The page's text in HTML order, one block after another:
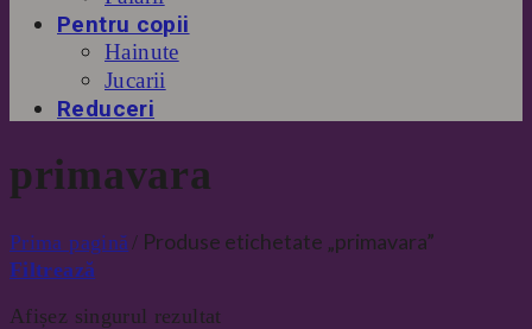
Pentru copii
Hainute
Jucarii
Reduceri
primavara
Prima pagină/ Produse etichetate „primavara”
Filtrează
Afișez singurul rezultat